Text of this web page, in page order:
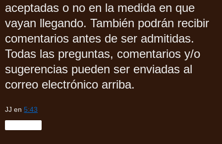
aceptadas o no en la medida en que
vayan llegando. También podrán recibir
comentarios antes de ser admitidas.
Todas las preguntas, comentarios y/o
sugerencias pueden ser enviadas al
correo electrónico arriba.
JJ en 5:43